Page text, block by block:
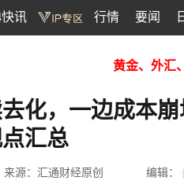
快讯 行情 要闻
黄金、外汇
化，一边成本
点汇总
来源：汇通财经原创 编辑：